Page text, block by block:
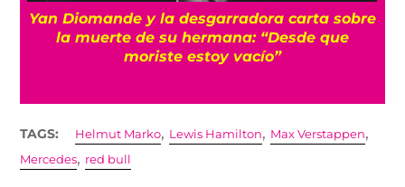
Yan Diomande y la desgarradora carta sobre
la muerte de su hermana: “Desde que
moriste estoy vacío”
TAGS: Helmut Marko, Lewis Hamilton, Max Verstappen,
Mercedes, red bull